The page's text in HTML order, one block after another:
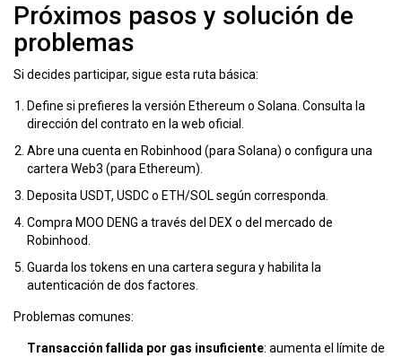
Próximos pasos y solución de
problemas
Si decides participar, sigue esta ruta básica:
Define si prefieres la versión Ethereum o Solana. Consulta la
dirección del contrato en la web oficial.
Abre una cuenta en Robinhood (para Solana) o configura una
cartera Web3 (para Ethereum).
Deposita USDT, USDC o ETH/SOL según corresponda.
Compra MOO DENG a través del DEX o del mercado de
Robinhood.
Guarda los tokens en una cartera segura y habilita la
autenticación de dos factores.
Problemas comunes:
Transacción fallida por gas insuficiente: aumenta el límite de